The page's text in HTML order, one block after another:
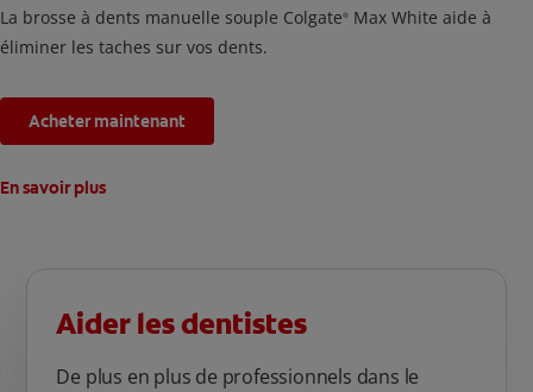
La brosse à dents manuelle souple Colgate® Max White aide à
éliminer les taches sur vos dents.
Acheter maintenant
En savoir plus
Aider les dentistes
De plus en plus de professionnels dans le